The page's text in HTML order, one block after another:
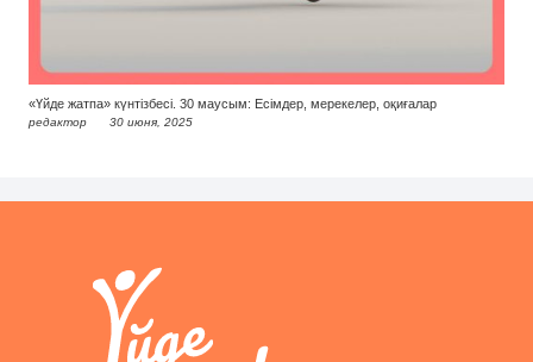
«Үйде жатпа» күнтізбесі. 30 маусым: Есімдер, мерекелер, оқиғалар
редактор 30 июня, 2025